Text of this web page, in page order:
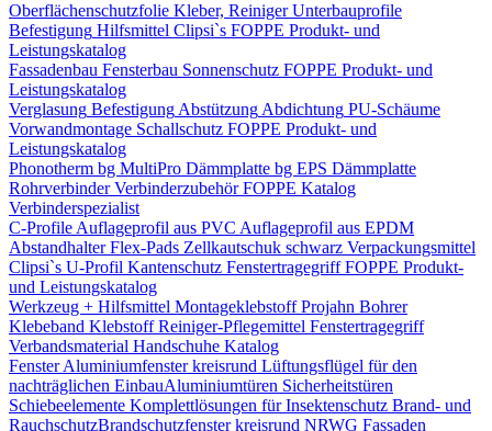
Oberflächenschutzfolie Kleber, Reiniger Unterbauprofile
Befestigung Hilfsmittel Clipsi`s FOPPE Produkt- und
Leistungskatalog
Fassadenbau Fensterbau Sonnenschutz FOPPE Produkt- und
Leistungskatalog
Verglasung Befestigung Abstützung Abdichtung PU-Schäume
Vorwandmontage Schallschutz FOPPE Produkt- und
Leistungskatalog
Phonotherm bg MultiPro Dämmplatte bg EPS Dämmplatte
Rohrverbinder Verbinderzubehör FOPPE Katalog
Verbinderspezialist
C-Profile Auflageprofil aus PVC Auflageprofil aus EPDM
Abstandhalter Flex-Pads Zellkautschuk schwarz Verpackungsmittel
Clipsi`s U-Profil Kantenschutz Fenstertragegriff FOPPE Produkt-
und Leistungskatalog
Werkzeug + Hilfsmittel Montageklebstoff Projahn Bohrer
Klebeband Klebstoff Reiniger-Pflegemittel Fenstertragegriff
Verbandsmaterial Handschuhe Katalog
Fenster Aluminiumfenster kreisrund Lüftungsflügel für den
nachträglichen Einbau​Aluminiumtüren Sicherheitstüren
Schiebeelemente Komplettlösungen für Insektenschutz Brand- und
Rauchschutz​Brandschutzfenster kreisrund NRWG Fassaden